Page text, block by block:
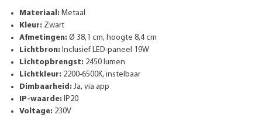
Materiaal: Metaal
Kleur: Zwart
Afmetingen: Ø 38,1 cm, hoogte 8,4 cm
Lichtbron: Inclusief LED-paneel 19W
Lichtopbrengst: 2450 lumen
Lichtkleur: 2200-6500K, instelbaar
Dimbaarheid: Ja, via app
IP-waarde: IP20
Voltage: 230V